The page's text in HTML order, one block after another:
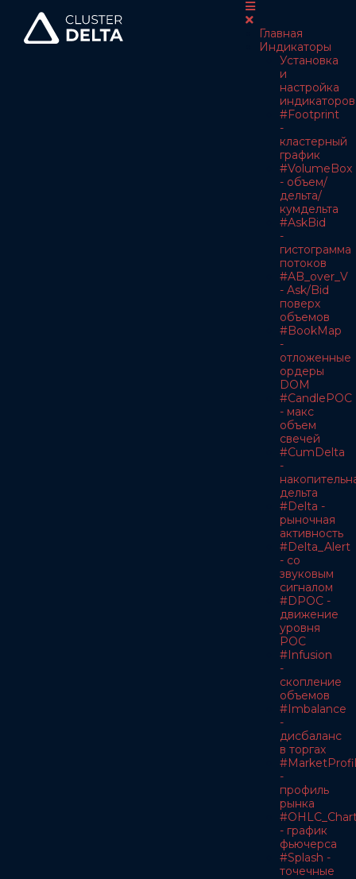
Главная
Индикаторы
Установка
и
настройка
индикаторов
#Footprint
-
кластерный
график
#VolumeBox
- объем/
дельта/
кумдельта
#AskBid
-
гистограмма
потоков
#AB_over_V
- Ask/Bid
поверх
объемов
#BookMap
-
отложенные
ордеры
DOM
#CandlePOC
- макс
объем
свечей
#CumDelta
-
дельта
#Delta -
рыночная
активность
#Delta_Alert
- со
звуковым
сигналом
#DPOC -
движение
уровня
POC
#Infusion
-
скопление
объемов
#Imbalance
-
дисбаланс
в торгах
-
профиль
рынка
- график
фьючерса
#Splash -
точечные